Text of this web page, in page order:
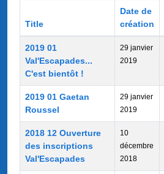
Title
Date de
création
2019 01
Val'Escapades...
C'est bientôt !
29 janvier
2019
2019 01 Gaetan
Roussel
29 janvier
2019
2018 12 Ouverture
des inscriptions
Val'Escapades
10
décembre
2018